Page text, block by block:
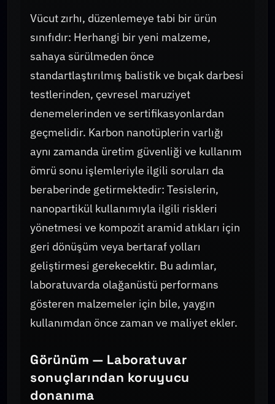
Vücut zırhı, düzenlemeye tabi bir ürün
sınıfıdır: Herhangi bir yeni malzeme,
sahaya sürülmeden önce
standartlaştırılmış balistik ve bıçak darbesi
testlerinden, çevresel maruziyet
denemelerinden ve sertifikasyonlardan
geçmelidir. Karbon nanotüplerin varlığı
aynı zamanda üretim güvenliği ve kullanım
ömrü sonu işlemleriyle ilgili soruları da
beraberinde getirmektedir: Tesislerin,
nanopartikül kullanımıyla ilgili riskleri
yönetmesi ve kompozit aramid atıkları için
geri dönüşüm veya bertaraf yolları
geliştirmesi gerekecektir. Bu adımlar,
laboratuvarda olağanüstü performans
gösteren malzemeler için bile, yaygın
kullanımdan önce zaman ve maliyet ekler.
Görünüm — Laboratuvar
sonuçlarından koruyucu
donanıma